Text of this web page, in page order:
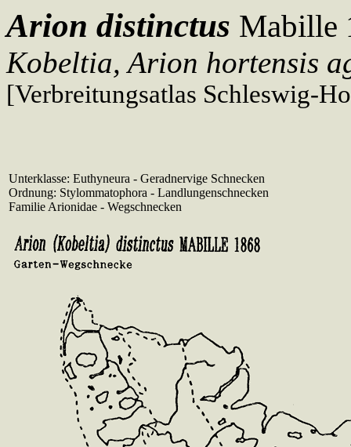
Arion distinctus Mabille
Kobeltia, Arion hortensis
[Verbreitungsatlas Schleswig-
Unterklasse: Euthyneura - Geradnervige Schnecken
Ordnung: Stylommatophora - Landlungenschnecken
Familie Arionidae - Wegschnecken